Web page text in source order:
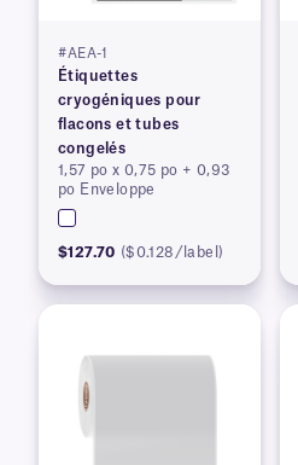
#AEA-1
Étiquettes
cryogéniques pour
flacons et tubes
congelés
1,57 po x 0,75 po + 0,93
po Enveloppe
$127.70 ($0.128/label)